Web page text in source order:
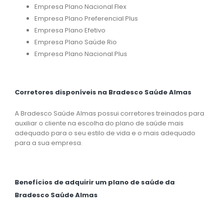
Empresa Plano Nacional Flex
Empresa Plano Preferencial Plus
Empresa Plano Efetivo
Empresa Plano Saúde Rio
Empresa Plano Nacional Plus
Corretores disponíveis na Bradesco Saúde Almas
A Bradesco Saúde Almas possui corretores treinados para
auxiliar o cliente na escolha do plano de saúde mais
adequado para o seu estilo de vida e o mais adequado
para a sua empresa.
Benefícios de adquirir um plano de saúde da
Bradesco Saúde Almas